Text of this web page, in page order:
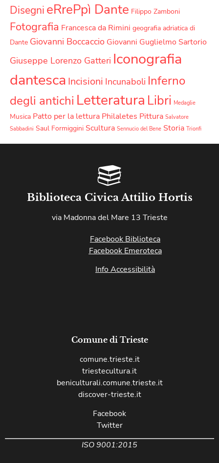
Disegni eRrePpì Dante Filippo Zamboni
Fotografia Francesca da Rimini geografia adriatica di
Dante Giovanni Boccaccio Giovanni Guglielmo Sartorio
Giuseppe Lorenzo Gatteri Iconografia
dantesca Incisioni Incunaboli Inferno
degli antichi Letteratura Libri Medaglie
Musica Patto per la lettura Philaletes Pittura Salvatore
Sabbadini Saul Formiggini Scultura Sennucio del Bene Storia Trionfi
Biblioteca Civica Attilio Hortis
via Madonna del Mare 13 Trieste
Facebook Biblioteca
Facebook Emeroteca
Info Accessibilità
Comune di Trieste
comune.trieste.it
triestecultura.it
beniculturali.comune.trieste.it
discover-trieste.it
Facebook
Twitter
ISO 9001:2015